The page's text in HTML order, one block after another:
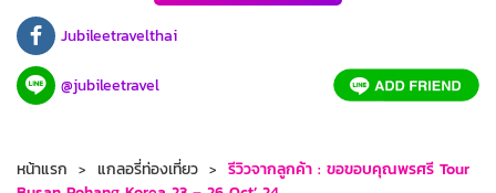
Jubileetravelthai
@jubileetravel
หน้าแรก แกลอรี่ท่องเที่ยว
รีวิวจากลูกค้า : ขอขอบคุณพรศรี Tour